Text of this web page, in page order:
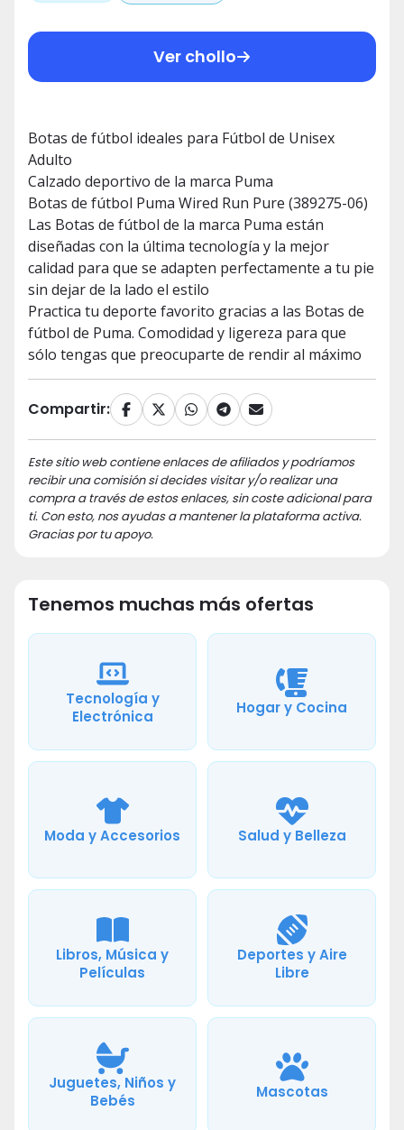
Ver chollo
Botas de fútbol ideales para Fútbol de Unisex
Adulto
Calzado deportivo de la marca Puma
Botas de fútbol Puma Wired Run Pure (389275-06)
Las Botas de fútbol de la marca Puma están
diseñadas con la última tecnología y la mejor
calidad para que se adapten perfectamente a tu pie
sin dejar de la lado el estilo
Practica tu deporte favorito gracias a las Botas de
fútbol de Puma. Comodidad y ligereza para que
sólo tengas que preocuparte de rendir al máximo
Compartir:
Este sitio web contiene enlaces de afiliados y podríamos
recibir una comisión si decides visitar y/o realizar una
compra a través de estos enlaces, sin coste adicional para
ti. Con esto, nos ayudas a mantener la plataforma activa.
Gracias por tu apoyo.
Tenemos muchas más ofertas
Tecnología y
Electrónica
Hogar y Cocina
Moda y Accesorios Salud y Belleza
Libros, Música y
Películas
Deportes y Aire
Libre
Juguetes, Niños y
Bebés
Mascotas